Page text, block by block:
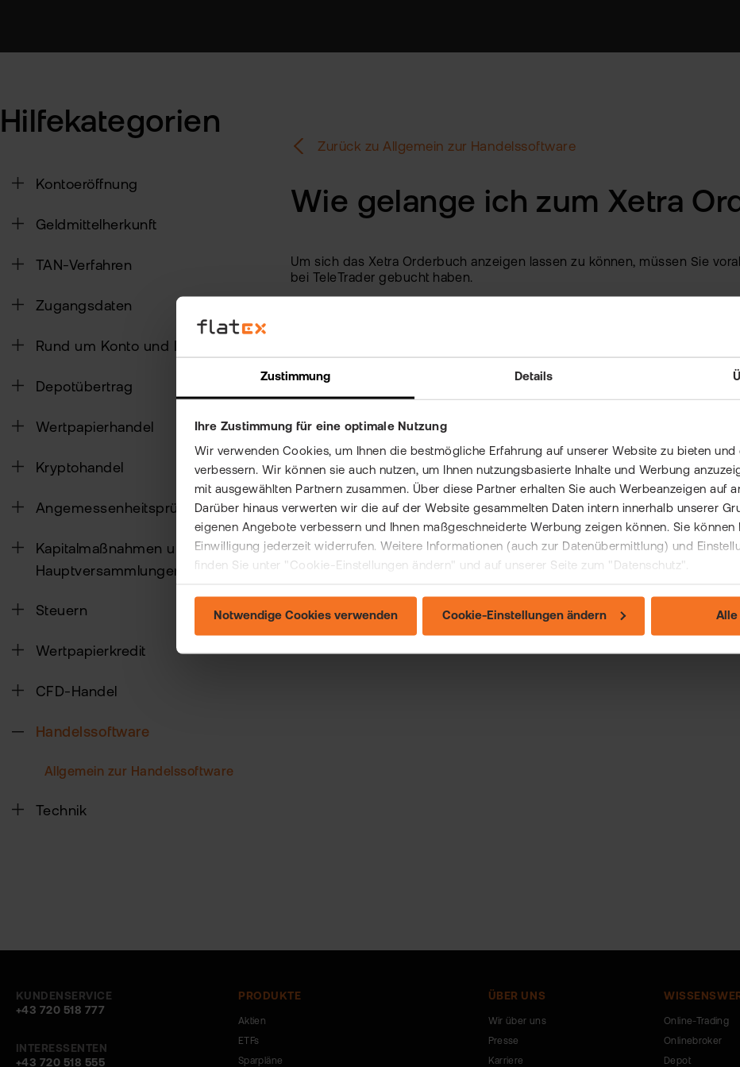
Zustimmung Details
Ihre Zustimmung für eine optimale Nutzung
Wir verwenden Cookies, um Ihnen die bestmögliche Erfahrung auf unserer Website zu bieten
verbessern. Wir können sie auch nutzen, um Ihnen nutzungsbasierte Inhalte und Werbung
mit ausgewählten Partnern zusammen. Über diese Partner erhalten Sie auch Werbeanzeigen auf
Darüber hinaus verwerten wir die auf der Website gesammelten Daten intern innerhalb unserer
eigenen Angebote verbessern und Ihnen maßgeschneiderte Werbung zeigen können. Sie können
Einwilligung jederzeit widerrufen. Weitere Informationen (auch zur Datenübermittlung) und
finden Sie unter "Cookie-Einstellungen ändern" und auf unserer Seite zum "Datenschutz".
Notwendige Cookies verwenden Cookie-Einstellungen ändern Alle
Hilfekategorien
Kontoeröffnung
Geldmittelherkunft
TAN-Verfahren
Zugangsdaten
Rund um Konto und Depot
Depotübertrag
Wertpapierhandel
Kryptohandel
Angemessenheitsprüfung
Kapitalmaßnahmen und
Hauptversammlungen
Steuern
Wertpapierkredit
CFD-Handel
Handelssoftware
Allgemein zur Handelssoftware
Technik
Zurück zu Allgemein zur Handelssoftware
Wie gelange ich zum Xetra
Um sich das Xetra Orderbuch anzeigen lassen zu können, müssen Sie
bei TeleTrader gebucht haben.
Um sich daraufhin das Xetra Orderbuch anzeigen zu lassen, müssen Sie
Hat Ihnen dieser Eintrag weitergeholfen?
KUNDENSERVICE
+43 720 518 777
INTERESSENTEN
+43 720 518 555
PRODUKTE
Aktien
ETFs
Sparpläne
ÜBER UNS
Wir über uns
Presse
Karriere
Online-Trading
Onlinebroker
Depot